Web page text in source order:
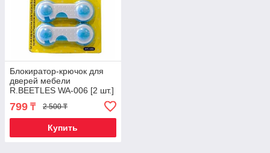
Блокиратор-крючок для
дверей мебели
R.BEETLES WA-006 [2 шт.]
799 ₸ 2 500 ₸
Купить